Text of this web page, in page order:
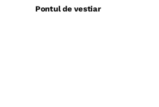
Pontul de vestiar